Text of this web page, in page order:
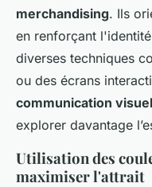
merchandising. Ils
en renforçant
diverses techniques
ou des écrans
communication
explorer davantage
Utilisation des
maximiser l'attrait